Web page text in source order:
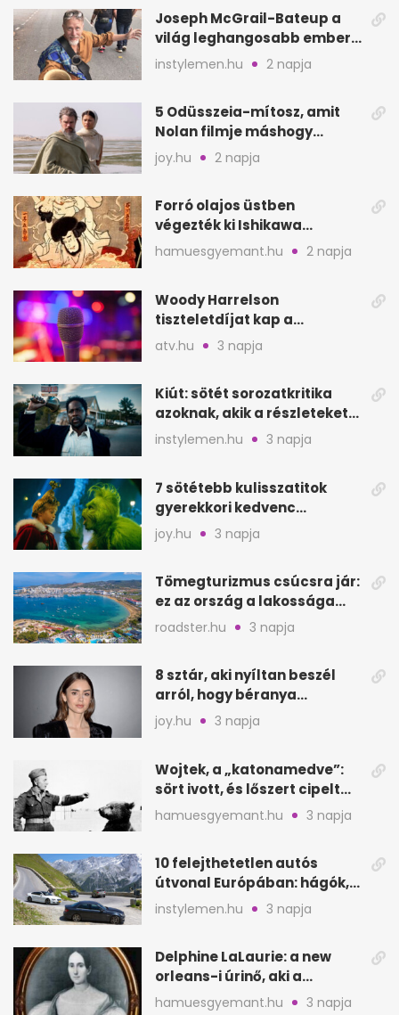
Joseph McGrail-Bateup a
világ leghangosabb embere
lett Ausztráliából
instylemen.hu 2 napja
5 Odüsszeia-mítosz, amit
Nolan filmje máshogy
mutat, mint Homérosz
joy.hu 2 napja
Forró olajos üstben
végezték ki Ishikawa
Goemont, Japán Robin
Hoodját
hamuesgyemant.hu 2 napja
Woody Harrelson
tiszteletdíjat kap a
Szarajevói Filmfesztiválon
atv.hu 3 napja
Kiút: sötét sorozatkritika
azoknak, akik a részleteket
keresik
instylemen.hu 3 napja
7 sötétebb kulisszatitok
gyerekkori kedvenc
filmjeinkről a Joy szerint
joy.hu 3 napja
Tömegturizmus csúcsra jár:
ez az ország a lakossága
kétszeresét fogadja
roadster.hu 3 napja
8 sztár, aki nyíltan beszél
arról, hogy béranya
segítette a családalapítást
joy.hu 3 napja
Wojtek, a „katonamedve”:
sört ivott, és lőszert cipelt
Monte Cassinónál
hamuesgyemant.hu 3 napja
10 felejthetetlen autós
útvonal Európában: hágók,
partok, fjordok
instylemen.hu 3 napja
Delphine LaLaurie: a new
orleans-i úrinő, aki a
padláson kínzott
hamuesgyemant.hu 3 napja